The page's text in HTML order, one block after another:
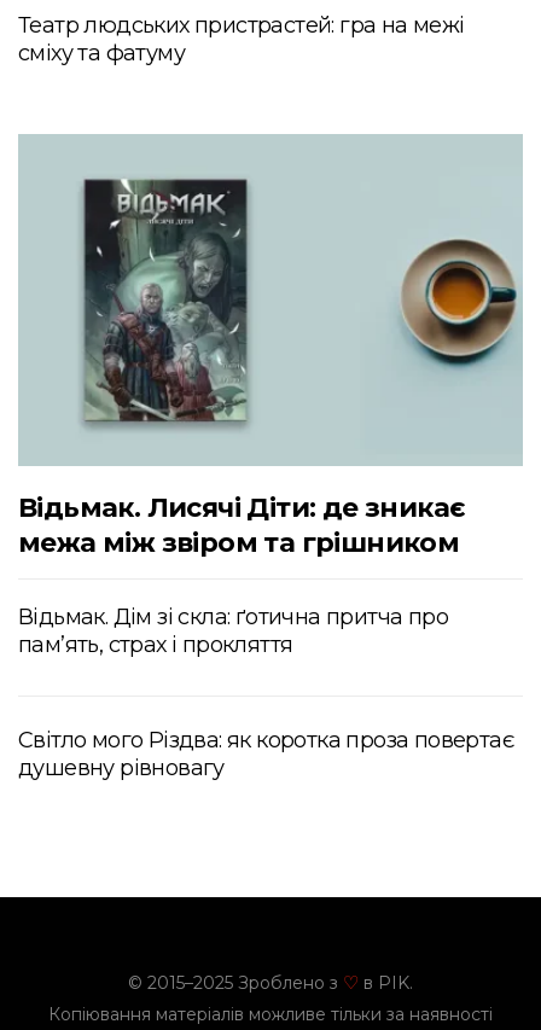
Театр людських пристрастей: гра на межі
сміху та фатуму
Відьмак. Лисячі Діти: де зникає
межа між звіром та грішником
Відьмак. Дім зі скла: ґотична притча про
пам’ять, страх і прокляття
Світло мого Різдва: як коротка проза повертає
душевну рівновагу
© 2015–2025 Зроблено з ♡ в PIK.
Копіювання матеріалів можливе тільки за наявності